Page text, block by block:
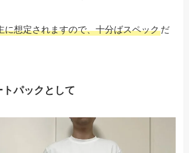
に想定されますので、十分ばスペックだ
パックとして